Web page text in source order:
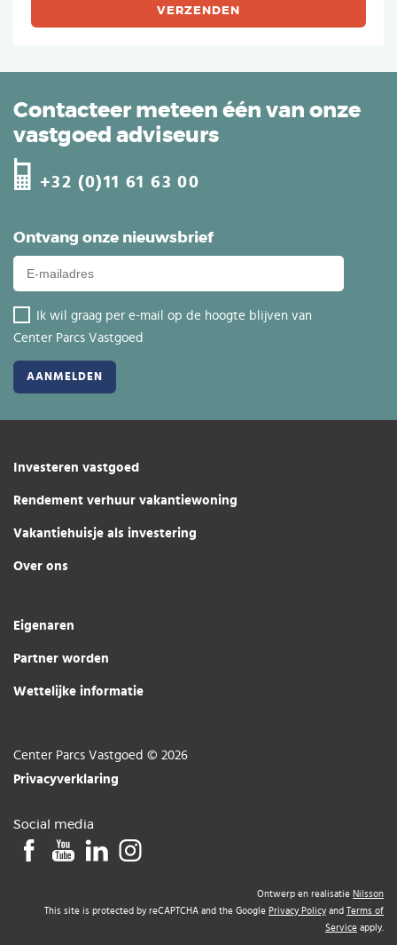
Ontvang onze nieuwsbrief
Ik wil graag per e-mail op de hoogte blijven van
Center Parcs Vastgoed
Contacteer meteen één van onze
vastgoed adviseurs
+32 (0)11 61 63 00
Investeren vastgoed
Rendement verhuur vakantiewoning
Vakantiehuisje als investering
Over ons
Eigenaren
Partner worden
Wettelijke informatie
Center Parcs Vastgoed © 2026
Privacyverklaring
Social media
Ontwerp en realisatie Nilsson
This site is protected by reCAPTCHA and the Google Privacy Policy and Terms of
Service apply.